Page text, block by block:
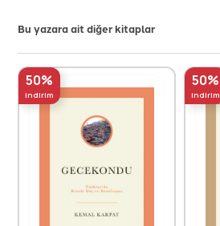
Bu yazara ait diğer kitaplar
50%
indirim
50%
indirim